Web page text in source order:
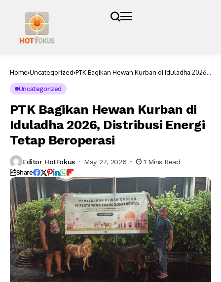
Home Uncategorized PTK Bagikan Hewan Kurban di Iduladha 2026,
Uncategorized
PTK Bagikan Hewan Kurban di
Iduladha 2026, Distribusi Energi
Tetap Beroperasi
Editor HotFokus May 27, 2026 1 Mins Read
Share